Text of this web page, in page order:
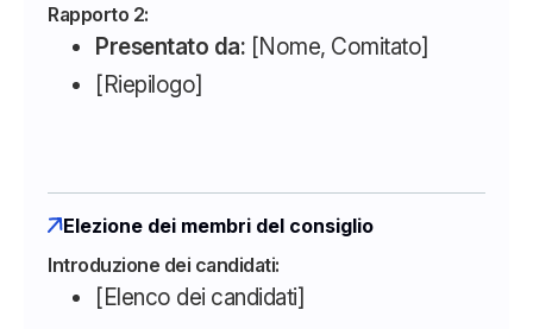
Rapporto 2:
Presentato da: [Nome, Comitato]
[Riepilogo]
Elezione dei membri del consiglio
Introduzione dei candidati:
[Elenco dei candidati]